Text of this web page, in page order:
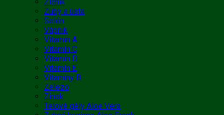
Žlčník
Zuby a ústa
Selén
Vápnik
Vitamín A
Vitamín C
Vitamín D
Vitamín E
Vitamíny B
Zelezo
Zinok
Telové gély Aloe Vera